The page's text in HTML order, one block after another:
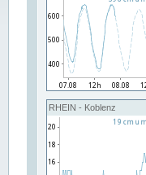
RHEIN - Koblenz